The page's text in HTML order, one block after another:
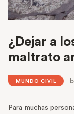
¿Dejar a
maltrato
MUNDO CIVIL
Para muchas